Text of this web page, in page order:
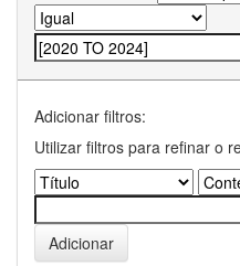
Adicionar filtros:
Utilizar filtros para refinar o